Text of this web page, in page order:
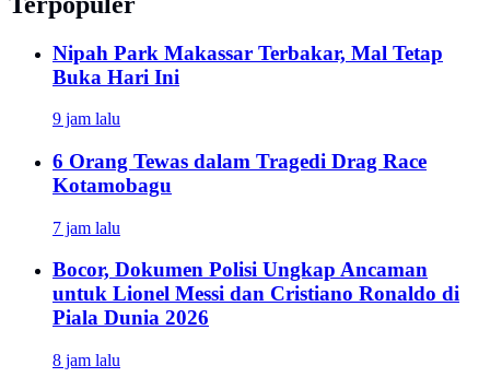
Nipah Park Makassar Terbakar, Mal Tetap
Buka Hari Ini
9 jam lalu
6 Orang Tewas dalam Tragedi Drag Race
Kotamobagu
7 jam lalu
Bocor, Dokumen Polisi Ungkap Ancaman
untuk Lionel Messi dan Cristiano Ronaldo di
Piala Dunia 2026
8 jam lalu